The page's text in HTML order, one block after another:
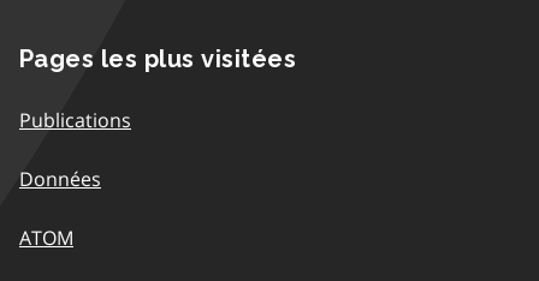
Pages les plus visitées
Publications
Données
ATOM